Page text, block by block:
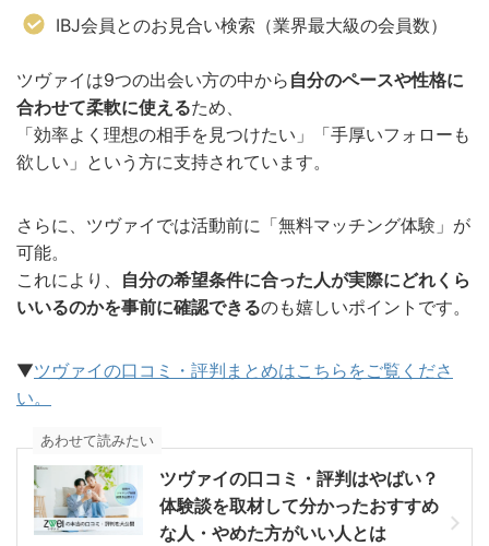
IBJ会員とのお見合い検索（業界最大級の会員数）
ツヴァイは9つの出会い方の中から 自分のペースや性格に
合わせて柔軟に使えるため、
「効率よく理想の相手を見つけたい」「手厚いフォローも
欲しい」という方に支持されています。
さらに、ツヴァイでは活動前に「無料マッチング体験」が
可能。
これにより、 自分の希望条件に合った人が実際にどれくら
いいるのかを事前に確認できるのも嬉しいポイントです。
▼ツヴァイの口コミ・評判まとめはこちらをご覧くださ
い。
ツヴァイの口コミ・評判はやばい？
体験談を取材して分かったおすすめ
な人・やめた方がいい人とは
あわせて読みたい